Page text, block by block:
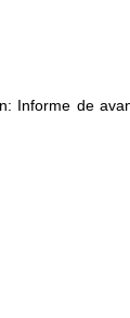
Informe de